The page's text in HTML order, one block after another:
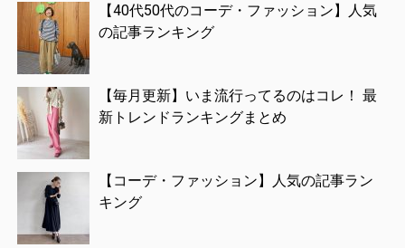
【40代50代のコーデ・ファッション】人気
の記事ランキング
【毎月更新】いま流行ってるのはコレ！ 最
新トレンドランキングまとめ
【コーデ・ファッション】人気の記事ラン
キング